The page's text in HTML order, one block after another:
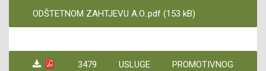
ODŠTETNOM ZAHTJEVU A.O..pdf (153 kB)
3479 USLUGE PROMOTIVNOG